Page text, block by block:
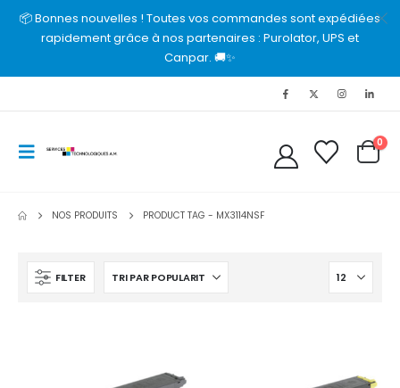
📦 Bonnes nouvelles ! Toutes vos commandes sont expédiées
rapidement grâce à nos partenaires : Purolator, UPS et
Canpar. 🚚✨
0
NOS PRODUITS PRODUCT TAG - MX3114NSF
FILTER